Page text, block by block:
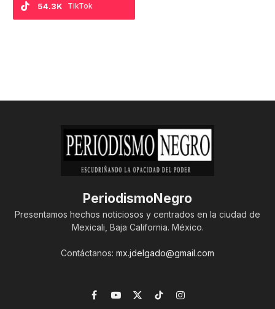
TikTok
54.3K
PeriodismoNegro
Presentamos hechos noticiosos y centrados en la ciudad de
Mexicali, Baja California. México.
Contáctanos: mx.jdelgado@gmail.com
Facebook
YouTube
X
TikTokInstagram